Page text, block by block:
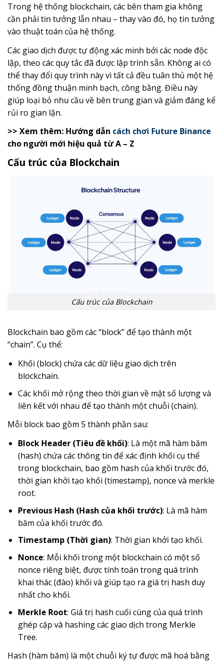
Trong hệ thống blockchain, các bên tham gia không
cần phải tin tưởng lẫn nhau – thay vào đó, họ tin tưởng
vào thuật toán của hệ thống.
Các giao dịch được tự động xác minh bởi các node độc
lập, theo các quy tắc đã được lập trình sẵn. Không ai có
thể thay đổi quy trình này vì tất cả đều tuân thủ một hệ
thống đồng thuận minh bạch, công bằng. Điều này
giúp loại bỏ nhu cầu về bên trung gian và giảm đáng kể
rủi ro gian lận.
>> Xem thêm: Hướng dẫn cách chơi Future Binance
cho người mới hiệu quả từ A – Z
Cấu trúc của Blockchain
Cấu trúc của Blockchain
Blockchain bao gồm các “block” để tạo thành một
“chain”. Cụ thể:
Khối (block) chứa các dữ liệu giao dịch trên
blockchain.
Các khối mở rộng theo thời gian về mặt số lượng và
liên kết với nhau để tạo thành một chuỗi (chain).
Mỗi block bao gồm 5 thành phần sau:
Block Header (Tiêu đề khối): Là một mã hàm băm
(hash) chứa các thông tin để xác định khối cụ thể
trong blockchain, bao gồm hash của khối trước đó,
thời gian khởi tạo khối (timestamp), nonce và merkle
root.
Previous Hash (Hash của khối trước): Là mã hàm
băm của khối trước đó.
Timestamp (Thời gian): Thời gian khởi tạo khối.
Nonce: Mỗi khối trong một blockchain có một số
nonce riêng biệt, được tính toán trong quá trình
khai thác (đào) khối và giúp tạo ra giá trị hash duy
nhất cho khối.
Merkle Root: Giá trị hash cuối cùng của quá trình
ghép cặp và hashing các giao dịch trong Merkle
Tree.
Hash (hàm băm) là một chuỗi ký tự được mã hoá bằng